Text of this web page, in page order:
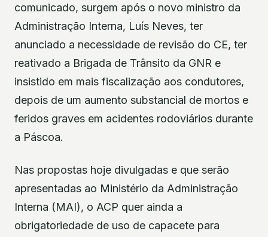
comunicado, surgem após o novo ministro da
Administração Interna, Luís Neves, ter
anunciado a necessidade de revisão do CE, ter
reativado a Brigada de Trânsito da GNR e
insistido em mais fiscalização aos condutores,
depois de um aumento substancial de mortos e
feridos graves em acidentes rodoviários durante
a Páscoa.
Nas propostas hoje divulgadas e que serão
apresentadas ao Ministério da Administração
Interna (MAI), o ACP quer ainda a
obrigatoriedade de uso de capacete para